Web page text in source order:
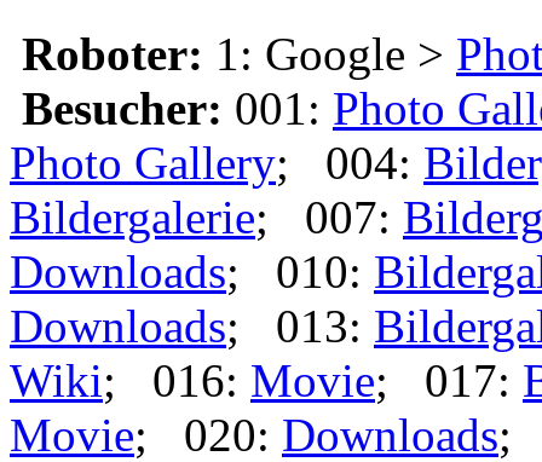
Roboter: 1: Google >
Besucher: 001: Photo
Photo Gallery; 004:
Bildergalerie; 007:
Downloads; 010:
Downloads; 013:
Wiki; 016: Movie; 017:
Movie; 020: Downloads;